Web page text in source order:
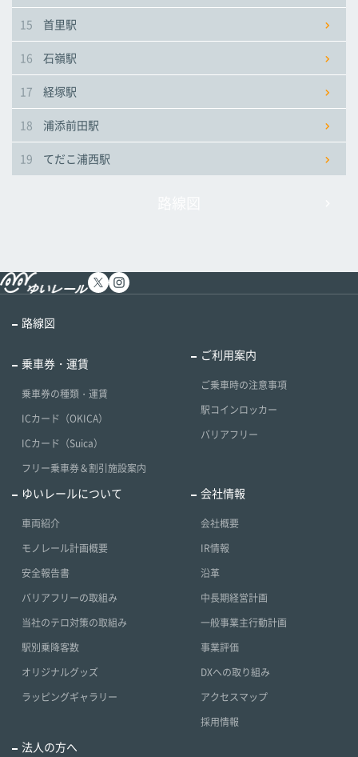
15 首里駅
16 石嶺駅
17 経塚駅
18 浦添前田駅
19 てだこ浦西駅
路線図
乗車券・運賃
乗車券の種類・運賃
ICカード（OKICA）
ICカード（Suica）
フリー乗車券＆割引施設案内
ご利用案内
ご乗車時の注意事項
駅コインロッカー
バリアフリー
ゆいレールについて
車両紹介
モノレール計画概要
安全報告書
バリアフリーの取組み
当社のテロ対策の取組み
駅別乗降客数
オリジナルグッズ
ラッピングギャラリー
会社情報
会社概要
IR情報
沿革
中長期経営計画
一般事業主行動計画
事業評価
DXへの取り組み
アクセスマップ
採用情報
法人の方へ